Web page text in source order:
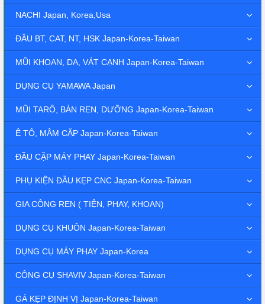
NACHI Japan, Korea,Usa
ĐẦU BT, CAT, NT, HSK Japan-Korea-Taiwan
MŨI KHOAN, DA, VÁT CẠNH Japan-Korea-Taiwan
DỤNG CỤ YAMAWA Japan
MŨI TARÔ, BÀN REN, DƯỠNG Japan-Korea-Taiwan
Ê TÔ, MÂM CẶP Japan-Korea-Taiwan
ĐẦU CẶP MÁY PHAY Japan-Korea-Taiwan
PHỤ KIỆN ĐẦU KẸP CNC Japan-Korea-Taiwan
GIA CÔNG REN ( TIỆN, PHAY, KHOAN)
DỤNG CỤ KHUÔN Japan-Korea-Taiwan
DỤNG CỤ MÁY PHAY Japan-Korea
CÔNG CỤ SHAVIV Japan-Korea-Taiwan
GÁ KẸP ĐỊNH VỊ Japan-Korea-Taiwan